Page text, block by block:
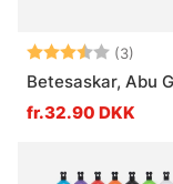
Vurdering: (3)
3.3
Betesaskar, Abu
fr.32.90 DKK